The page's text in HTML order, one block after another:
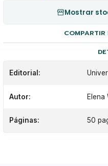
Mostrar
COMPARTIR
Editorial:
Autor: Elena
Páginas: 50